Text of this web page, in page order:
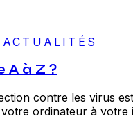
ACTUALITÉS
A à Z ?
contre les virus
ordinateur à votre